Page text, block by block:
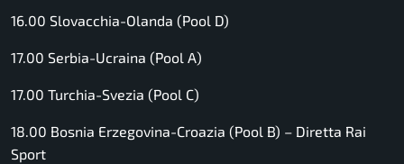
16.00 Slovacchia-Olanda (Pool D)
17.00 Serbia-Ucraina (Pool A)
17.00 Turchia-Svezia (Pool C)
18.00 Bosnia Erzegovina-Croazia (Pool B) – Diretta Rai
Sport